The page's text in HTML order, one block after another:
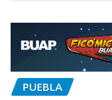
PUEBLA